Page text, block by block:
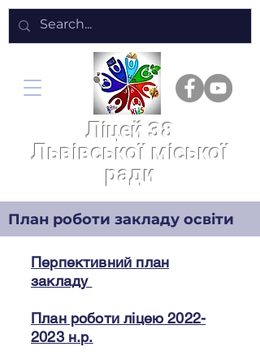
Ліцей 38
Львівської міської
ради
План роботи закладу освіти
Перпективний план
закладу
План роботи ліцею 2022-
2023 н.р.